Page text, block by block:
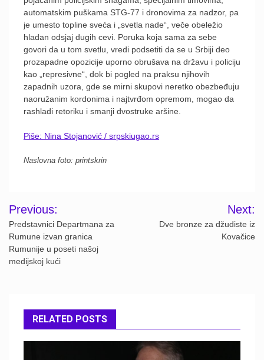
automatskim puškama STG-77 i dronovima za nadzor, pa
je umesto topline sveća i „svetla nade“, veče obeležio
hladan odsjaj dugih cevi. Poruka koja sama za sebe
govori da u tom svetlu, vredi podsetiti da se u Srbiji deo
prozapadne opozicije uporno obrušava na državu i policiju
kao „represivne“, dok bi pogled na praksu njihovih
zapadnih uzora, gde se mirni skupovi neretko obezbeđuju
naoružanim kordonima i najtvrđom opremom, mogao da
rashladi retoriku i smanji dvostruke aršine.
Piše: Nina Stojanović / srpskiugao.rs
Naslovna foto: printskrin
Post
navigation
Previous:
Predstavnici Departmana za
Rumune izvan granica
Rumunije u poseti našoj
medijskoj kući
Next:
Dve bronze za džudiste iz
Kovačice
RELATED POSTS